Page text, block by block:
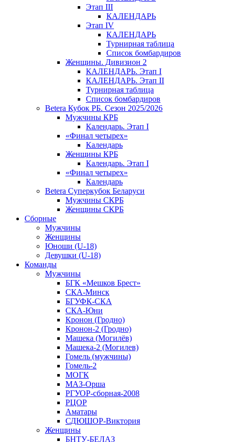
Этап III
КАЛЕНДАРЬ
Этап IV
КАЛЕНДАРЬ
Турнирная таблица
Список бомбардиров
Женщины. Дивизион 2
КАЛЕНДАРЬ. Этап I
КАЛЕНДАРЬ. Этап II
Турнирная таблица
Список бомбардиров
Betera Кубок РБ. Сезон 2025/2026
Мужчины КРБ
Календарь. Этап I
«Финал четырех»
Календарь
Женщины КРБ
Календарь. Этап I
«Финал четырех»
Календарь
Betera Суперкубок Беларуси
Мужчины СКРБ
Женщины СКРБ
Сборные
Мужчины
Женщины
Юноши (U-18)
Девушки (U-18)
Команды
Мужчины
БГК «Мешков Брест»
СКА-Минск
БГУФК-СКА
СКА-Юни
Кронон (Гродно)
Кронон-2 (Гродно)
Машека (Могилёв)
Машека-2 (Могилев)
Гомель (мужчины)
Гомель-2
МОГК
МАЗ-Орша
РГУОР-сборная-2008
РЦОР
Аматары
СДЮШОР-Виктория
Женщины
БНТУ-БЕЛАЗ